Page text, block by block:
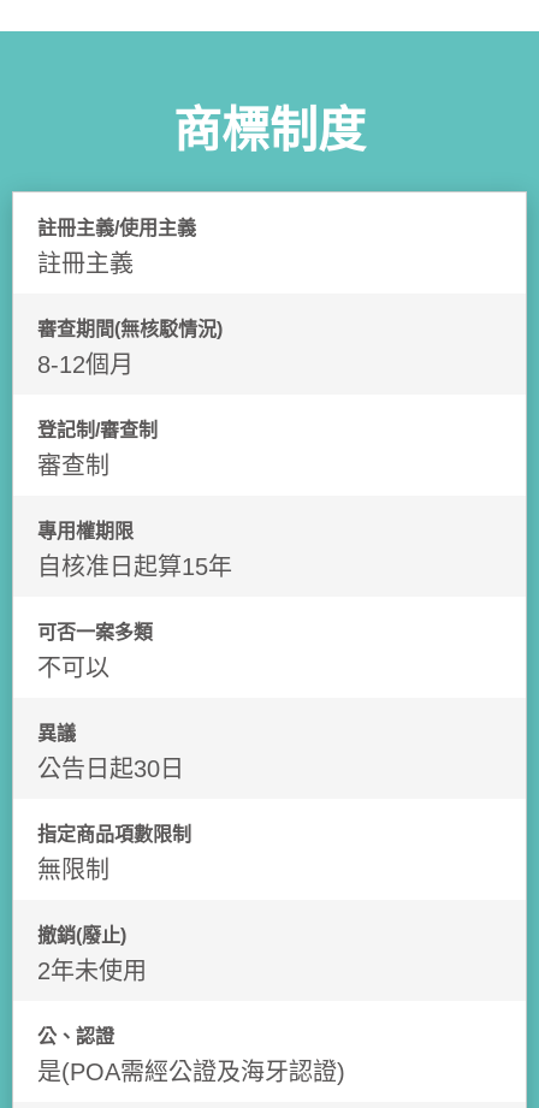
商標制度
註冊主義/使用主義
註冊主義
審查期間(無核駁情況)
8-12個月
登記制/審查制
審查制
專用權期限
自核准日起算15年
可否一案多類
不可以
異議
公告日起30日
指定商品項數限制
無限制
撤銷(廢止)
2年未使用
公、認證
是(POA需經公證及海牙認證)